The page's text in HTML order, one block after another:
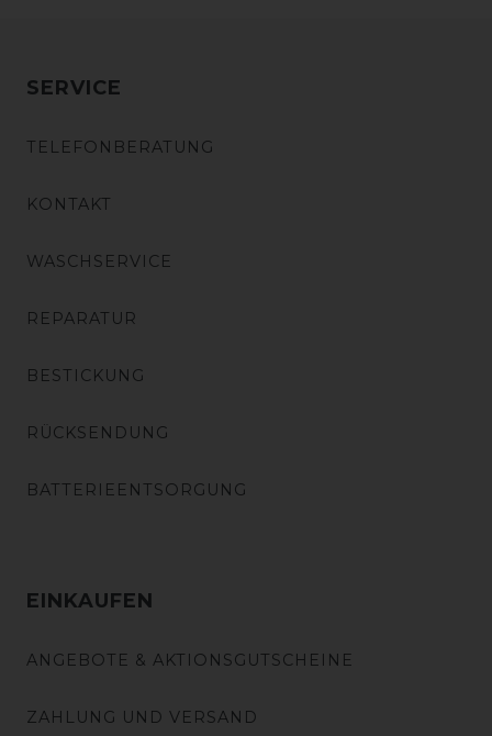
SERVICE
TELEFONBERATUNG
KONTAKT
WASCHSERVICE
REPARATUR
BESTICKUNG
RÜCKSENDUNG
BATTERIEENTSORGUNG
EINKAUFEN
ANGEBOTE & AKTIONSGUTSCHEINE
ZAHLUNG UND VERSAND